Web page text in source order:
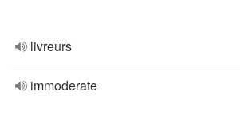
livreurs
immoderate